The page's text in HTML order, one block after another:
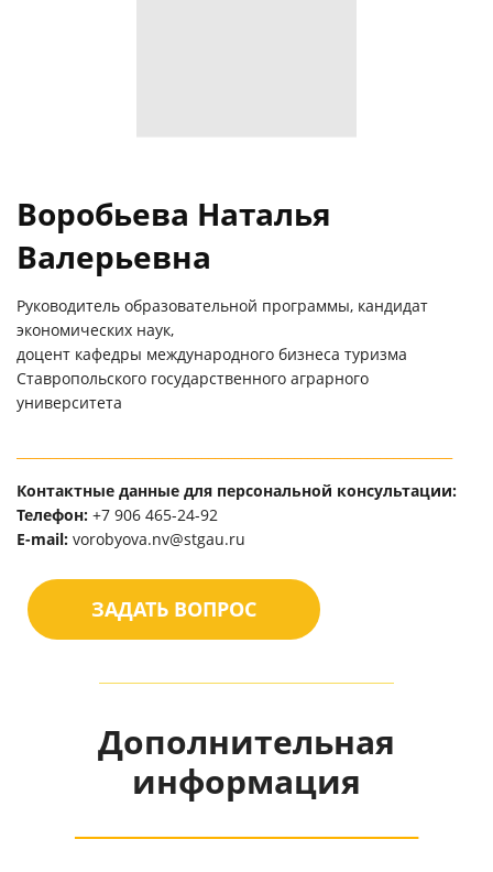
Воробьева Наталья
Валерьевна
Руководитель образовательной программы, кандидат
экономических наук,
доцент кафедры международного бизнеса туризма
Ставропольского государственного аграрного
университета
Контактные данные для персональной консультации:
Телефон: +7 906 465-24-92
E-mail: vorobyova.nv@stgau.ru
ЗАДАТЬ ВОПРОС
Дополнительная
информация